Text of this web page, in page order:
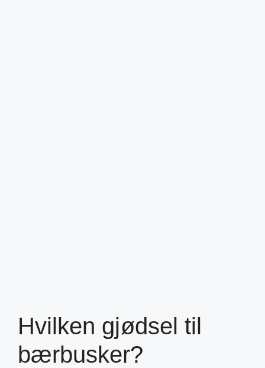
Hvilken gjødsel til
bærbusker?